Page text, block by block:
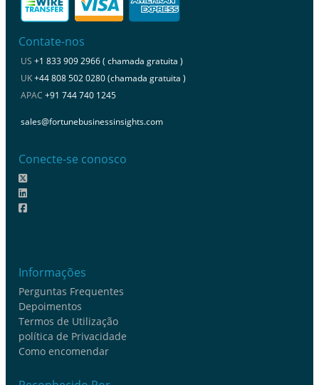
Contate-nos
US +1 833 909 2966 ( chamada gratuita )
UK+44 808 502 0280 (chamada gratuita )
APAC +91 744 740 1245
sales@fortunebusinessinsights.com
Conecte-se conosco
Informações
Perguntas Frequentes
Depoimentos
Termos de Utilização
política de Privacidade
Como encomendar